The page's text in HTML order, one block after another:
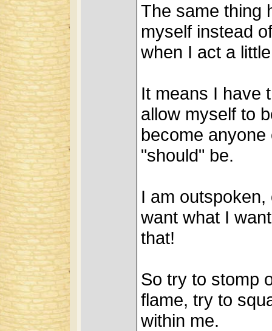
The same thing
myself instead
when I act a
It means I have
allow myself to
become
"should" be.
I am
want what I
that!
So try to stomp
flame, try to
within me.